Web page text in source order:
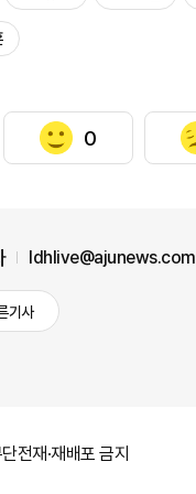
0
ldhlive@ajunews.com
기사
전재·재배포 금지